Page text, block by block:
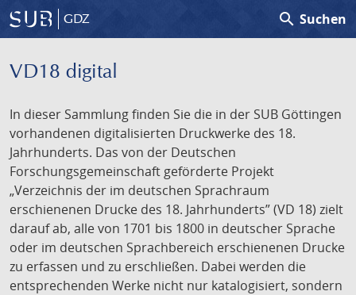
GDZ search Suchen
VD18 digital
In dieser Sammlung finden Sie die in der SUB Göttingen
vorhandenen digitalisierten Druckwerke des 18.
Jahrhunderts. Das von der Deutschen
Forschungsgemeinschaft geförderte Projekt
„Verzeichnis der im deutschen Sprachraum
erschienenen Drucke des 18. Jahrhunderts” (VD 18) zielt
darauf ab, alle von 1701 bis 1800 in deutscher Sprache
oder im deutschen Sprachbereich erschienenen Drucke
zu erfassen und zu erschließen. Dabei werden die
entsprechenden Werke nicht nur katalogisiert, sondern